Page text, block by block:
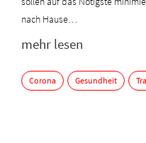
nach Hause…
mehr lesen
Corona Gesundheit